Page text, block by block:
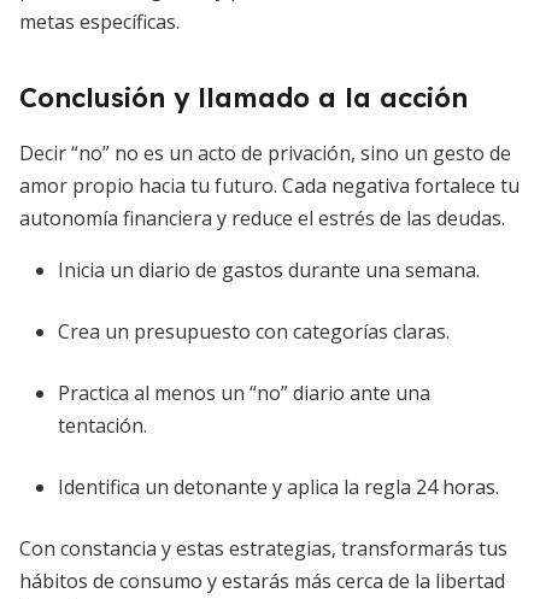
metas específicas.
Conclusión y llamado a la acción
Decir “no” no es un acto de privación, sino un gesto de
amor propio hacia tu futuro. Cada negativa fortalece tu
autonomía financiera y reduce el estrés de las deudas.
Inicia un diario de gastos durante una semana.
Crea un presupuesto con categorías claras.
Practica al menos un “no” diario ante una
tentación.
Identifica un detonante y aplica la regla 24 horas.
Con constancia y estas estrategias, transformarás tus
hábitos de consumo y estarás más cerca de la libertad